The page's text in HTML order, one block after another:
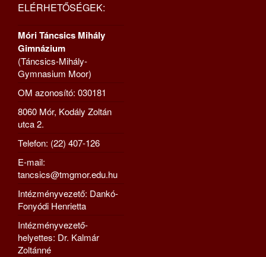
ELÉRHETŐSÉGEK:
Móri Táncsics Mihály
Gimnázium
(Táncsics-Mihály-
Gymnasium Moor)
OM azonosító: 030181
8060 Mór, Kodály Zoltán
utca 2.
Telefon: (22) 407-126
E-mail:
tancsics@tmgmor.edu.hu
Intézményvezető: Dankó-
Fonyódi Henrietta
Intézményvezető-
helyettes: Dr. Kalmár
Zoltánné